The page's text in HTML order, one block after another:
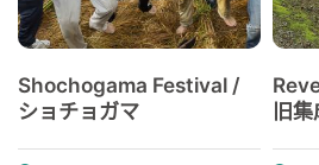
Shochogama Festival /
ショチョガマ
旧